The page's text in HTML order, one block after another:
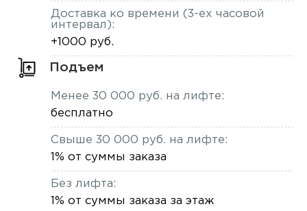
Доставка ко времени (3-ех часовой
интервал):
+1000 руб.
Подъем
Менее 30 000 руб. на лифте:
бесплатно
Свыше 30 000 руб. на лифте:
1% от суммы заказа
Без лифта:
1% от суммы заказа за этаж